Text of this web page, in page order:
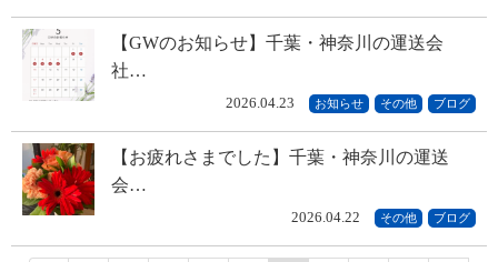
【GWのお知らせ】千葉・神奈川の運送会
社…
2026.04.23 お知らせ その他 ブログ
【お疲れさまでした】千葉・神奈川の運送
会…
2026.04.22 その他 ブログ